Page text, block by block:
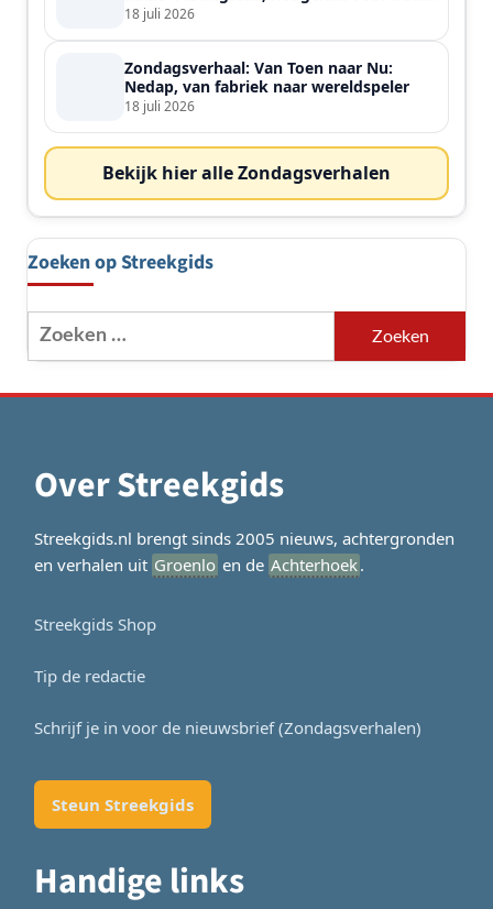
de streek
18 juli 2026
Zondagsverhaal: Van Toen naar Nu:
Nedap, van fabriek naar wereldspeler
18 juli 2026
Bekijk hier alle Zondagsverhalen
Zoeken op Streekgids
Zoeken
naar:
Over Streekgids
Streekgids.nl brengt sinds 2005 nieuws, achtergronden
en verhalen uit Groenlo en de Achterhoek.
Streekgids Shop
Tip de redactie
Schrijf je in voor de nieuwsbrief (Zondagsverhalen)
Steun Streekgids
Handige links